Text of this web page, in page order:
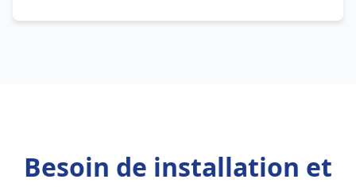
Besoin de installation et